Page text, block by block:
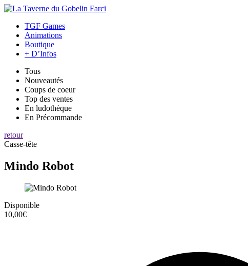
TGF Games
Animations
Boutique
+ D’Infos
Tous
Nouveautés
Coups de coeur
Top des ventes
En ludothèque
En Précommande
retour
Casse-tête
Mindo Robot
Disponible
10,00€